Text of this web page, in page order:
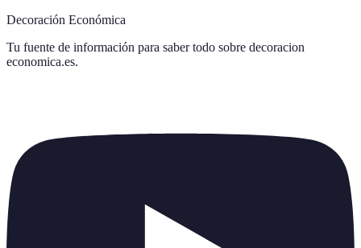
Decoración Económica
Tu fuente de información para saber todo sobre decoracion
economica.es.